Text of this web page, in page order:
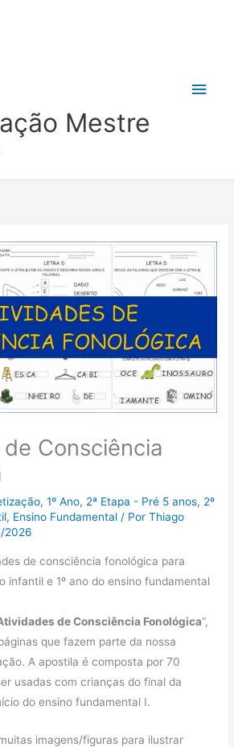
Mestre
Consciência
,1º Ano, 2ª Etapa - Pré 5 anos, 2º
, Ensino Fundamental / PorThiago
2026
de consciência fonológica para
infantil e 1º ano do ensino fundamental
de Consciência Fonológica“,
que fazem parte da nossa
A apostila é composta por 70
usadas com crianças do final da
do ensino fundamental I.
imagens/figuras para ilustrar